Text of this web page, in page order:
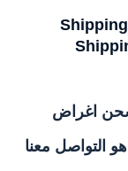
اغراض
التواصل معنا